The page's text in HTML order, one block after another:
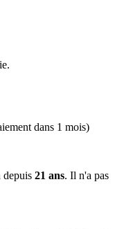
dans 1 mois)
depuis 21 ans. Il n'a pas